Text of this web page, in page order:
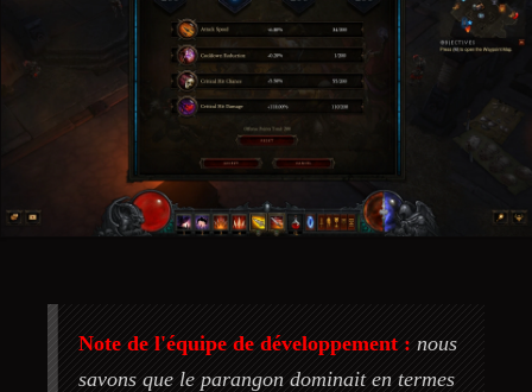
Note de l'équipe de développement : nous
savons que le parangon dominait en termes